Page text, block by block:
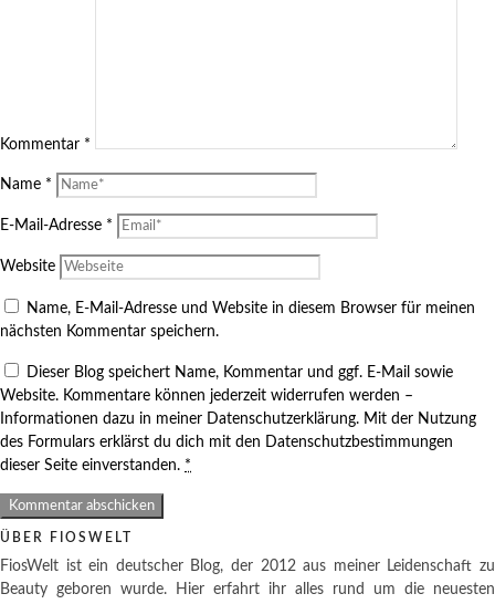
Kommentar *
Name *
E-Mail-Adresse *
Website
Name, E-Mail-Adresse und Website in diesem Browser für meinen
nächsten Kommentar speichern.
Dieser Blog speichert Name, Kommentar und ggf. E-Mail sowie
Website. Kommentare können jederzeit widerrufen werden –
Informationen dazu in meiner Datenschutzerklärung. Mit der Nutzung
des Formulars erklärst du dich mit den Datenschutzbestimmungen
dieser Seite einverstanden. *
ÜBER FIOSWELT
FiosWelt ist ein deutscher Blog, der 2012 aus meiner Leidenschaft zu
Beauty geboren wurde. Hier erfahrt ihr alles rund um die neuesten